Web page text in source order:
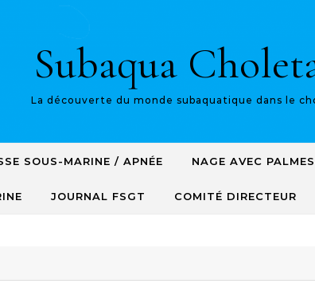
Subaqua
La découverte du monde subaquatique dans le
SOUS-MARINE / APNÉE NAGE AVEC PALMES
JOURNAL FSGT COMITÉ DIRECTEUR